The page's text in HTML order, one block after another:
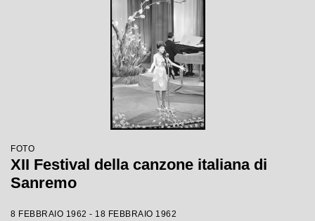
FOTO
XII Festival della canzone italiana di
Sanremo
8 FEBBRAIO 1962 - 18 FEBBRAIO 1962